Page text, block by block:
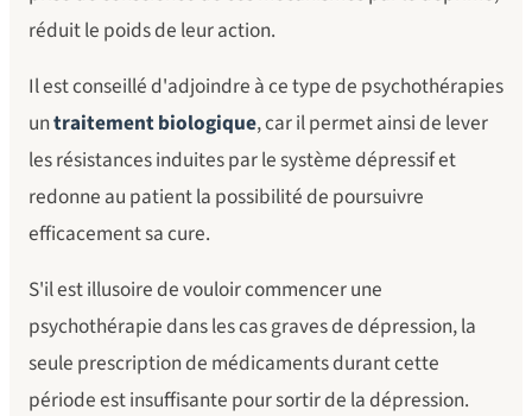
réduit le poids de leur action.
Il est conseillé d'adjoindre à ce type de psychothérapies
untraitement biologique, car il permet ainsi de lever
les résistances induites par le système dépressif et
redonne au patient la possibilité de poursuivre
efficacement sa cure.
S'il est illusoire de vouloir commencer une
psychothérapie dans les cas graves de dépression, la
seule prescription de médicaments durant cette
période est insuffisante pour sortir de la dépression.